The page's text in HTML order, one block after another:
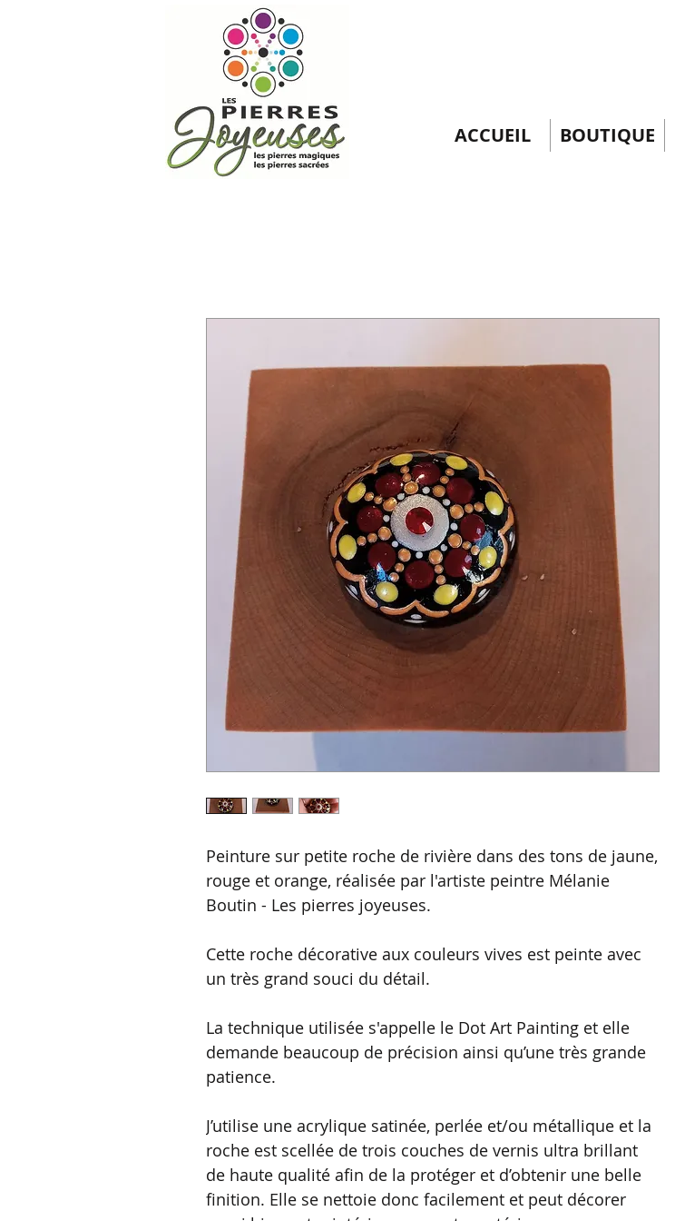
ACCUEIL BOUTIQUE
Peinture sur petite roche de rivière dans des tons de jaune,
rouge et orange, réalisée par l'artiste peintre Mélanie
Boutin - Les pierres joyeuses.
Cette roche décorative aux couleurs vives est peinte avec
un très grand souci du détail.
La technique utilisée s'appelle le Dot Art Painting et elle
demande beaucoup de précision ainsi qu’une très grande
patience.
J’utilise une acrylique satinée, perlée et/ou métallique et la
roche est scellée de trois couches de vernis ultra brillant
de haute qualité afin de la protéger et d’obtenir une belle
finition. Elle se nettoie donc facilement et peut décorer